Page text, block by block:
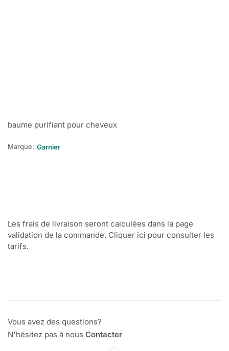
baume purifiant pour cheveux
Marque: Garnier
Les frais de livraison seront calculées dans la page
validation de la commande. Cliquer ici pour consulter les
tarifs.
Vous avez des questions?
N'hésitez pas à nous Contacter